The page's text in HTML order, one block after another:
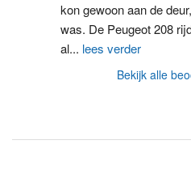
kon gewoon aan de
was. De Peugeot 208
al... lees verder
Bekijk alle